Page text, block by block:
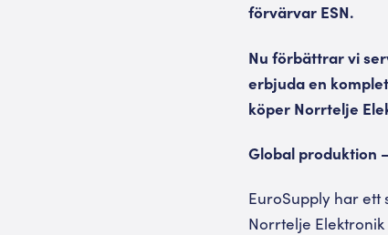
förvärvar ESN.
Nu förbättrar vi
erbjuda en
köper Norrtelje
Global produktion
EuroSupply har ett
Norrtelje